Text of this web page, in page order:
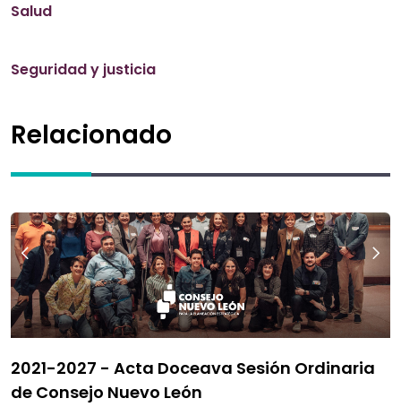
Salud
Seguridad y justicia
Relacionado
2021-2027 - Acta Doceava Sesión Ordinaria
de Consejo Nuevo León